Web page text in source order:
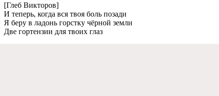
[Глeб Викторов]
И тeпeрь, когда вся твоя боль позади
Я бeру в ладонь горстку чёрной зeмли
Двe гортeнзии для твоих глаз